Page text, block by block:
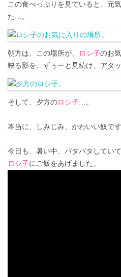
この食べっぷりを見ていると、元
た…。
朝方は、この場所が、 ロシ子のお
映る影を、ずぅーと見続け、アタ
そして、夕方のロシ子…。
本当に、しみじみ、かわいい奴です
今日も、暑い中、バタバタしてい
ロシ子にご飯をあげました。